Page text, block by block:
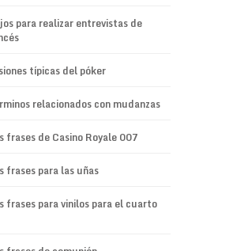
para realizar entrevistas de
típicas del póker
relacionados con mudanzas
frases de Casino Royale 007
frases para las uñas
frases para vinilos para el cuarto